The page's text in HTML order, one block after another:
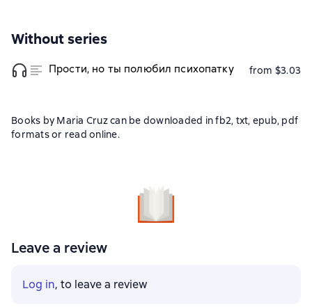
Without series
Прости, но ты полюбил психопатку from $3.03
Books by Maria Cruz can be downloaded in fb2, txt, epub, pdf
formats or read online.
Leave a review
Log in, to leave a review